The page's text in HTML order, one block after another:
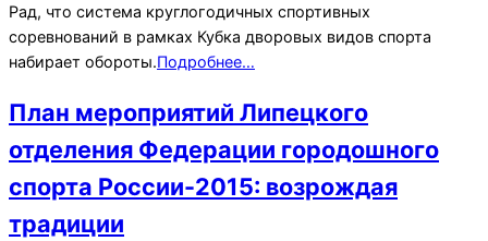
Рад, что система круглогодичных спортивных
соревнований в рамках Кубка дворовых видов спорта
набирает обороты.Подробнее…
План мероприятий Липецкого
отделения Федерации городошного
спорта России-2015: возрождая
традиции